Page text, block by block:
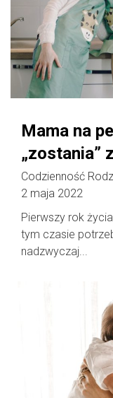
Mama na
„zostania”
Codzienność
2 maja 2022
Pierwszy rok
tym czasie
nadzwyczaj...